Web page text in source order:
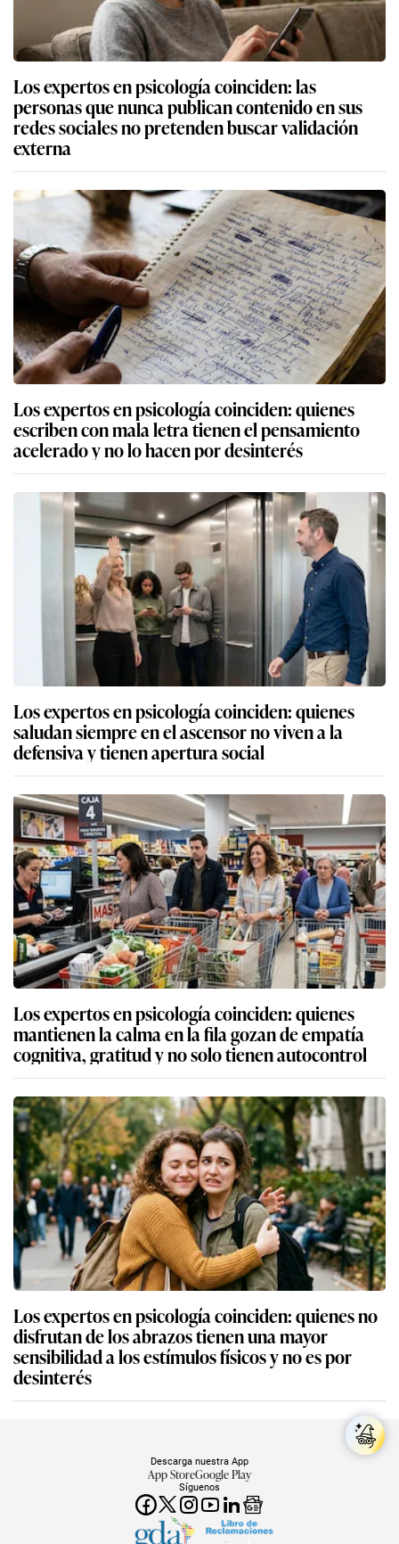
Los expertos en psicología coinciden: las
personas que nunca publican contenido en sus
redes sociales no pretenden buscar validación
externa
Los expertos en psicología coinciden: quienes
escriben con mala letra tienen el pensamiento
acelerado y no lo hacen por desinterés
Los expertos en psicología coinciden: quienes
saludan siempre en el ascensor no viven a la
defensiva y tienen apertura social
Los expertos en psicología coinciden: quienes
mantienen la calma en la fila gozan de empatía
cognitiva, gratitud y no solo tienen autocontrol
Los expertos en psicología coinciden: quienes no
disfrutan de los abrazos tienen una mayor
sensibilidad a los estímulos físicos y no es por
desinterés
Síguenos
Descarga nuestra App
App StoreGoogle Play